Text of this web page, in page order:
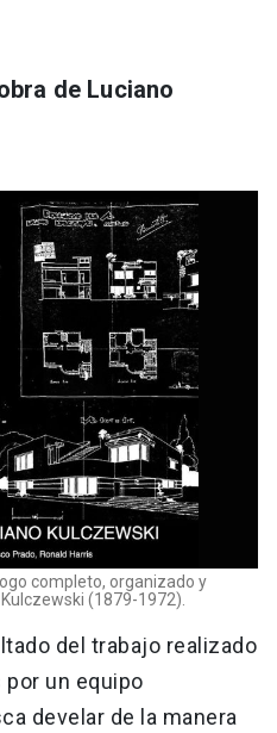
de Luciano
completo, organizado y
(1879-1972).
del trabajo realizado
un equipo
develar de la manera